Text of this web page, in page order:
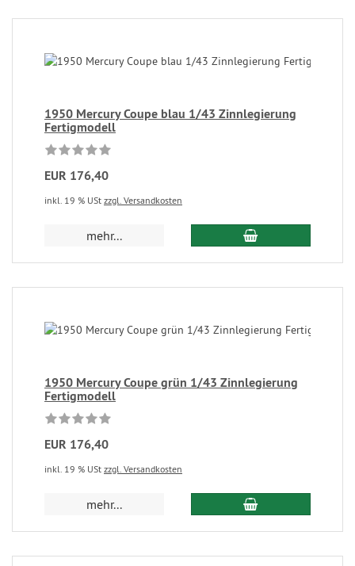
1950 Mercury Coupe blau 1/43 Zinnlegierung
Fertigmodell
EUR 176,40
inkl. 19 % USt zzgl. Versandkosten
mehr...
1950 Mercury Coupe grün 1/43 Zinnlegierung
Fertigmodell
EUR 176,40
inkl. 19 % USt zzgl. Versandkosten
mehr...